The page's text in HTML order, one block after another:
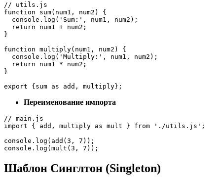
// utils.js
function sum(num1, num2) {
  console.log('Sum:', num1, num2);
  return num1 + num2;
}
function multiply(num1, num2) {
  console.log('Multiply:', num1, num2);
  return num1 * num2;
}
export {sum as add, multiply};
Переименование импорта
// main.js
import { add, multiply as mult } from './utils.js';
console.log(add(3, 7));
console.log(mult(3, 7));
Шаблон Синглтон (Singleton)